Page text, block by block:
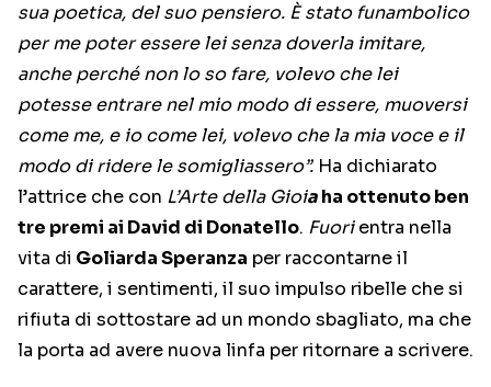
sua poetica, del suo pensiero. È stato funambolico
per me poter essere lei senza doverla imitare,
anche perché non lo so fare, volevo che lei
potesse entrare nel mio modo di essere, muoversi
come me, e io come lei, volevo che la mia voce e il
modo di ridere le somigliassero”. Ha dichiarato
l’attrice che con L’Arte della Gioiaha ottenuto ben
tre premi ai David di Donatello. Fuorientra nella
vita di Goliarda Speranza per raccontarne il
carattere, i sentimenti, il suo impulso ribelle che si
rifiuta di sottostare ad un mondo sbagliato, ma che
la porta ad avere nuova linfa per ritornare a scrivere.